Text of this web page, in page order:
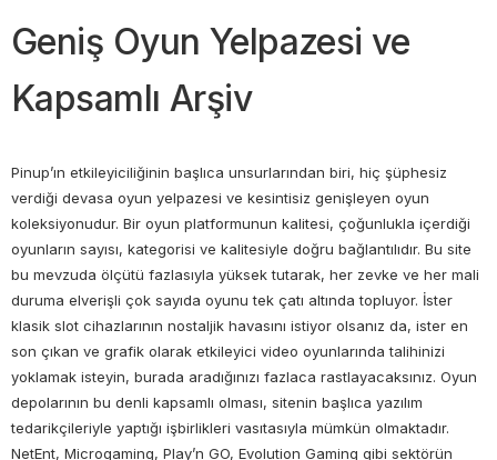
Geniş Oyun Yelpazesi ve
Kapsamlı Arşiv
Pinup’ın etkileyiciliğinin başlıca unsurlarından biri, hiç şüphesiz
verdiği devasa oyun yelpazesi ve kesintisiz genişleyen oyun
koleksiyonudur. Bir oyun platformunun kalitesi, çoğunlukla içerdiği
oyunların sayısı, kategorisi ve kalitesiyle doğru bağlantılıdır. Bu site
bu mevzuda ölçütü fazlasıyla yüksek tutarak, her zevke ve her mali
duruma elverişli çok sayıda oyunu tek çatı altında topluyor. İster
klasik slot cihazlarının nostaljik havasını istiyor olsanız da, ister en
son çıkan ve grafik olarak etkileyici video oyunlarında talihinizi
yoklamak isteyin, burada aradığınızı fazlaca rastlayacaksınız. Oyun
depolarının bu denli kapsamlı olması, sitenin başlıca yazılım
tedarikçileriyle yaptığı işbirlikleri vasıtasıyla mümkün olmaktadır.
NetEnt, Microgaming, Play’n GO, Evolution Gaming gibi sektörün